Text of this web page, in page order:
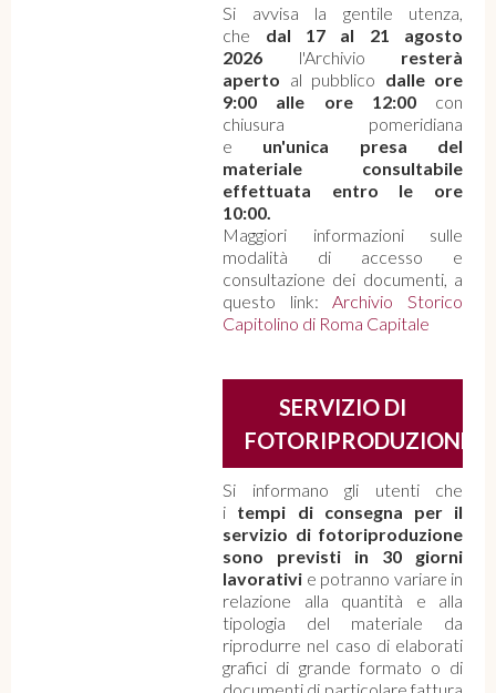
Si avvisa la gentile utenza,
che dal 17 al 21 agosto
2026 l'Archivio resterà
aperto al pubblico dalle ore
9:00 alle ore 12:00con
chiusura pomeridiana
e un'unica presa del
materiale consultabile
effettuata entro le ore
10:00.
Maggiori informazioni sulle
modalità di accesso e
consultazione dei documenti, a
questo link: Archivio Storico
Capitolino di Roma Capitale
SERVIZIO DI
FOTORIPRODUZIONE
Si informano gli utenti che
i tempi di consegna per il
servizio di fotoriproduzione
sono previsti in 30 giorni
lavorativi e potranno variare in
relazione alla quantità e alla
tipologia del materiale da
riprodurre nel caso di elaborati
grafici di grande formato o di
documenti di particolare fattura